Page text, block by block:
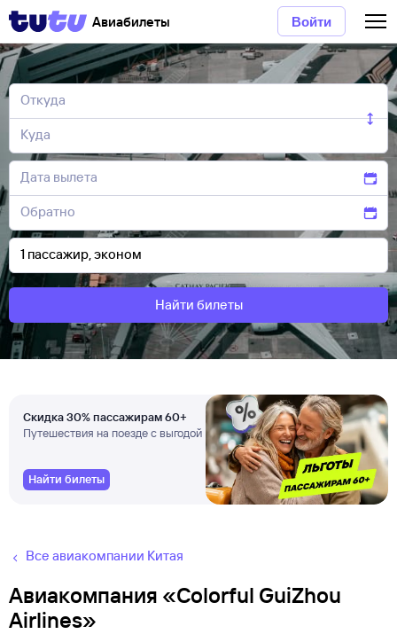
Авиабилеты Войти
Найти билеты
Скидка 30% пассажирам 60+
Путешествия на поезде с выгодой
Найти билеты
Все авиакомпании Китая
Авиакомпания «Colorful GuiZhou
Airlines»